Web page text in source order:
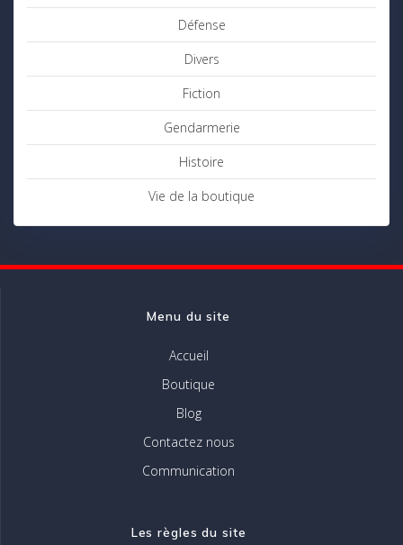
Défense
Divers
Fiction
Gendarmerie
Histoire
Vie de la boutique
Menu du site
Accueil
Boutique
Blog
Contactez nous
Communication
Les règles du site